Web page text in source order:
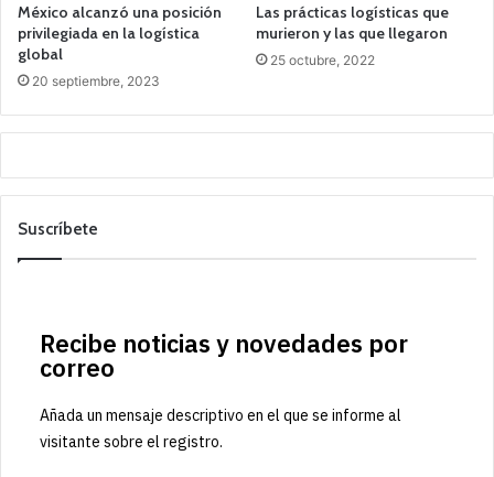
México alcanzó una posición
privilegiada en la logística
global
20 septiembre, 2023
Las prácticas logísticas que
murieron y las que llegaron
25 octubre, 2022
Suscríbete
Recibe noticias y novedades por
correo
Añada un mensaje descriptivo en el que se informe al
visitante sobre el registro.